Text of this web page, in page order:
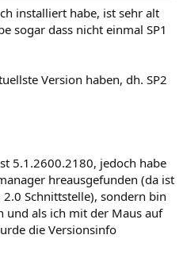
installiert habe, ist sehr alt
sogar dass nicht einmal SP1
Version haben, dh. SP2
5.1.2600.2180, jedoch habe
hreausgefunden (da ist
Schnittstelle), sondern bin
und als ich mit der Maus auf
die Versionsinfo